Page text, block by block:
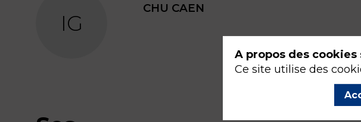
IG
CHU CAEN
A propos des cookies
Ce site utilise des